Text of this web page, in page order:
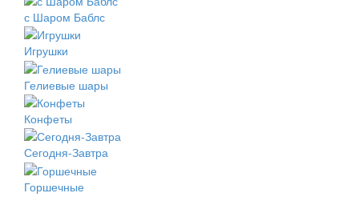
с Шаром Баблс
Игрушки
Гелиевые шары
Конфеты
Сегодня-Завтра
Горшечные